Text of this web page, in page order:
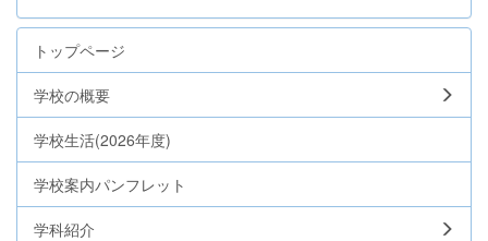
トップページ
学校の概要
学校生活(2026年度)
学校案内パンフレット
学科紹介